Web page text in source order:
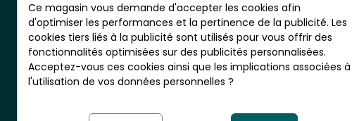
CS 20001 - RN10 - VIGNOLLES
16300 BARBEZIEUX - France
Ce magasin vous demande d'accepter les cookies afin
d'optimiser les performances et la pertinence de la publicité. Les
cookies tiers liés à la publicité sont utilisés pour vous offrir des
fonctionnalités optimisées sur des publicités personnalisées.
Acceptez-vous ces cookies ainsi que les implications associées à
l'utilisation de vos données personnelles ?